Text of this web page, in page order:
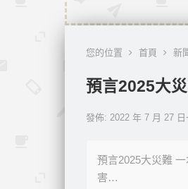
您的位置 首頁 新
預言2025大
發佈: 2022 年 7 月 27 日
預言2025大災難
害…